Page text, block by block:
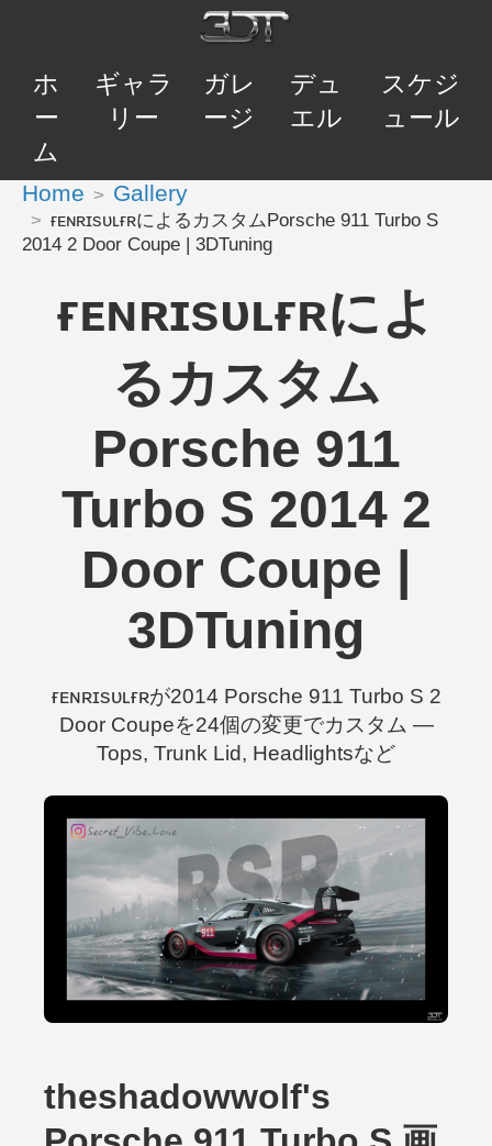
ホ
ー
ム
ギャラ
リー
ガレ
ージ
デュ
エル
スケジ
ュール
Home Gallery
ғᴇɴʀɪsᴜʟғʀによるカスタムPorsche 911 Turbo S
2014 2 Door Coupe | 3DTuning
ғᴇɴʀɪsᴜʟғʀによ
るカスタム
Porsche 911
Turbo S 2014 2
Door Coupe |
3DTuning
ғᴇɴʀɪsᴜʟғʀが2014 Porsche 911 Turbo S 2
Door Coupeを24個の変更でカスタム —
Tops, Trunk Lid, Headlightsなど
theshadowwolf's